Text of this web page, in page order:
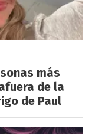
más
de la
de Paul